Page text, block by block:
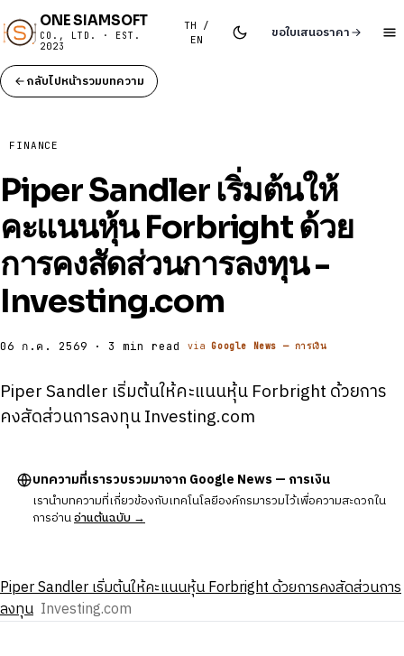
ONE SIAMSOFT
CO., LTD. · EST.
2023
TH /
EN
ขอใบเสนอราคา
กลับไปหน้ารวมบทความ
FINANCE
Piper Sandler เริ่มต้นให้
คะแนนหุ้น Forbright ด้วย
การคงสัดส่วนการลงทุน -
Investing.com
06 ก.ค. 2569 · 3 min read viaGoogle News — การเงิน
Piper Sandler เริ่มต้นให้คะแนนหุ้น Forbright ด้วยการ
คงสัดส่วนการลงทุน Investing.com
บทความที่เรารวบรวมมาจาก Google News — การเงิน
เรานำบทความที่เกี่ยวข้องกับเทคโนโลยีองค์กรมารวมไว้เพื่อความสะดวกใน
การอ่านอ่านต้นฉบับ →
Piper Sandler เริ่มต้นให้คะแนนหุ้น Forbright ด้วยการคงสัดส่วนการ
ลงทุน Investing.com